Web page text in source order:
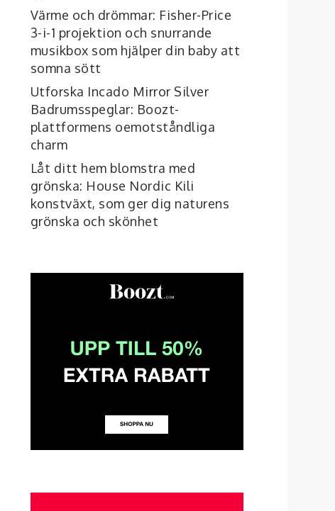
Värme och drömmar: Fisher-Price
3-i-1 projektion och snurrande
musikbox som hjälper din baby att
somna sött
Utforska Incado Mirror Silver
Badrumsspeglar: Boozt-
plattformens oemotståndliga
charm
Låt ditt hem blomstra med
grönska: House Nordic Kili
konstväxt, som ger dig naturens
grönska och skönhet